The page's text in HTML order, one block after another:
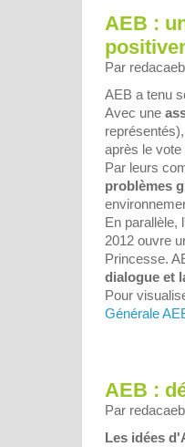
AEB :
Par
AEB a tenu
Avec une
après le vote
Par leurs
problèmes
En parallèle,
2012 ouvre
Princesse.
dialogue et
Pour
Générale
AEB :
Par
Les idées